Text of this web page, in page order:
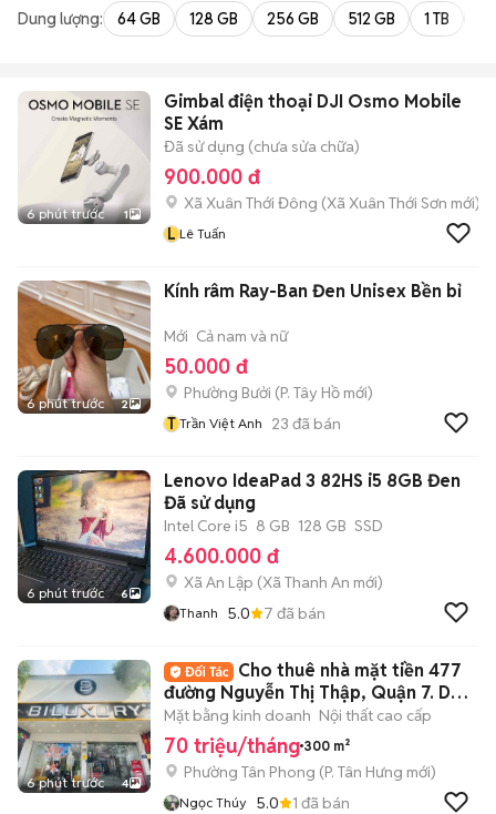
Dung lượng: 64 GB 128 GB 256 GB 512 GB 1 TB
6 phút trước 1
Gimbal điện thoại DJI Osmo Mobile
SE Xám
Đã sử dụng (chưa sửa chữa)
900.000 đ
Xã Xuân Thới Đông (Xã Xuân Thới Sơn mới)
L Lê Tuấn
6 phút trước 2
Kính râm Ray-Ban Đen Unisex Bền bỉ
Mới Cả nam và nữ
50.000 đ
Phường Bưởi (P. Tây Hồ mới)
T Trần Việt Anh 23 đã bán
6 phút trước 6
Lenovo IdeaPad 3 82HS i5 8GB Đen
Đã sử dụng
Intel Core i5 8 GB 128 GB SSD
4.600.000 đ
Xã An Lập (Xã Thanh An mới)
Thanh 5.0 7 đã bán
6 phút trước 4
Cho thuê nhà mặt tiền 477
đường Nguyễn Thị Thập, Quận 7. DT:
10x30m
Mặt bằng kinh doanh Nội thất cao cấp
70 triệu/tháng 300 m²
Phường Tân Phong (P. Tân Hưng mới)
Ngọc Thúy 5.0 1 đã bán